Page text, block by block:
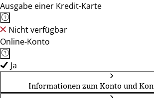
Ausgabe einer Kredit-Karte
Nicht verfügbar
Online-Konto
Ja
Informationen zum Konto und